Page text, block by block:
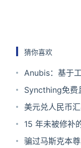
猜你喜欢
Anubis：基于
Syncthing免费
美元兑人民币
15 年未被修补
新恶意程序能
骗过马斯克本